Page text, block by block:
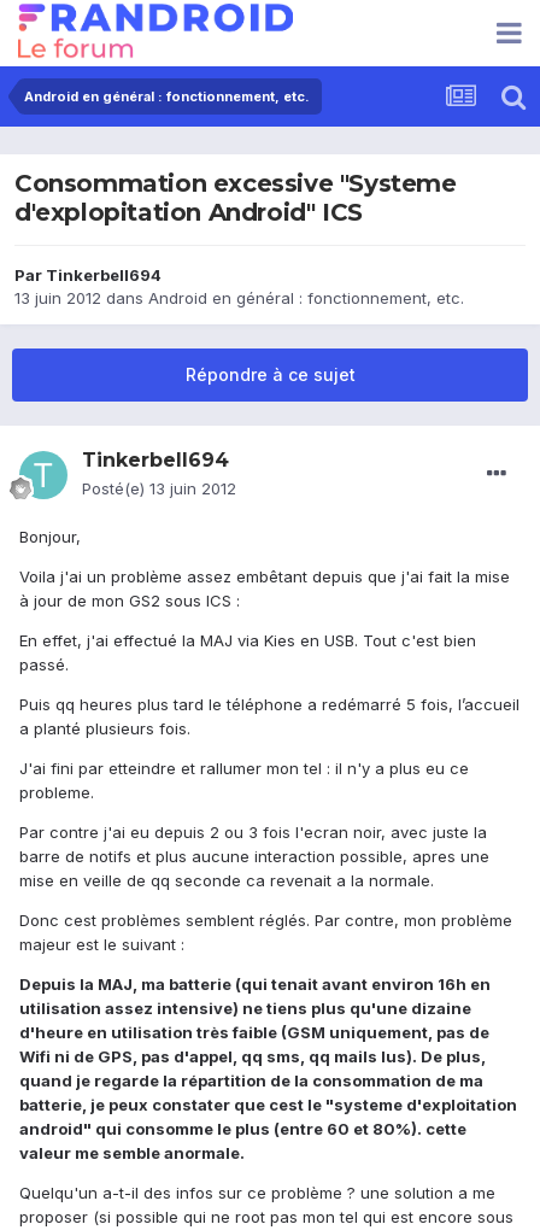
Android en général : fonctionnement, etc.
Consommation excessive "Systeme
d'explopitation Android" ICS
Par Tinkerbell694
13 juin 2012 dans Android en général : fonctionnement, etc.
Répondre à ce sujet
Tinkerbell694
Posté(e) 13 juin 2012
Bonjour,
Voila j'ai un problème assez embêtant depuis que j'ai fait la mise
à jour de mon GS2 sous ICS :
En effet, j'ai effectué la MAJ via Kies en USB. Tout c'est bien
passé.
Puis qq heures plus tard le téléphone a redémarré 5 fois, l’accueil
a planté plusieurs fois.
J'ai fini par etteindre et rallumer mon tel : il n'y a plus eu ce
probleme.
Par contre j'ai eu depuis 2 ou 3 fois l'ecran noir, avec juste la
barre de notifs et plus aucune interaction possible, apres une
mise en veille de qq seconde ca revenait a la normale.
Donc cest problèmes semblent réglés. Par contre, mon problème
majeur est le suivant :
Depuis la MAJ, ma batterie (qui tenait avant environ 16h en
utilisation assez intensive) ne tiens plus qu'une dizaine
d'heure en utilisation très faible (GSM uniquement, pas de
Wifi ni de GPS, pas d'appel, qq sms, qq mails lus). De plus,
quand je regarde la répartition de la consommation de ma
batterie, je peux constater que cest le "systeme d'exploitation
android" qui consomme le plus (entre 60 et 80%). cette
valeur me semble anormale.
Quelqu'un a-t-il des infos sur ce problème ? une solution a me
proposer (si possible qui ne root pas mon tel qui est encore sous